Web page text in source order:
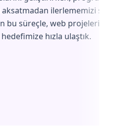
aksatmadan ilerlememizi
bu süreçle, web
hızla ulaştık.